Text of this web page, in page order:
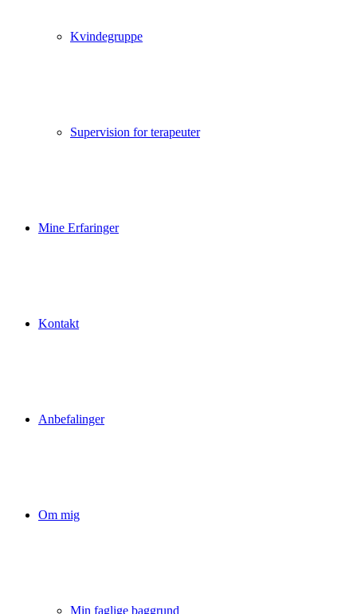
Kvindegruppe
Supervision for terapeuter
Mine Erfaringer
Kontakt
Anbefalinger
Om mig
Min faglige baggrund